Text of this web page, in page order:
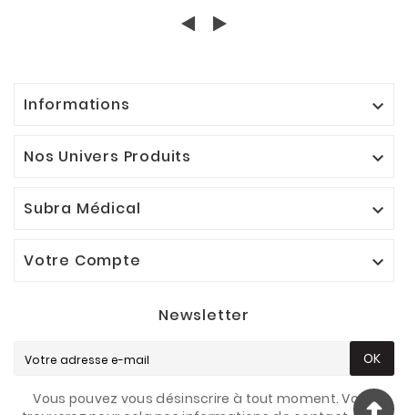
Informations 
Nos Univers Produits 
Subra Médical 
Votre Compte 
Newsletter
OK
Vous pouvez vous désinscrire à tout moment. Vous